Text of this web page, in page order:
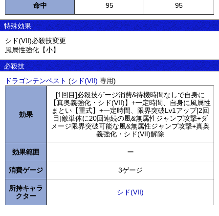
命中 95 95
特殊効果
シド(VII)必殺技変更
風属性強化【小】
必殺技
ドラゴンテンペスト (シド(VII) 専用)
効果
[1回目]必殺技ゲージ消費&待機時間なしで自身に
【真奥義強化・シド(VII)】+一定時間、自身に風属性
まとい【重式】+一定時間、限界突破Lv1アップ[2回
目]敵単体に20回連続の風&無属性ジャンプ攻撃+ダ
メージ限界突破可能な風&無属性ジャンプ攻撃+真奥
義強化・シド(VII)解除
効果範囲 ー
消費ゲージ 3ゲージ
所持キャラ
クター
シド(VII)